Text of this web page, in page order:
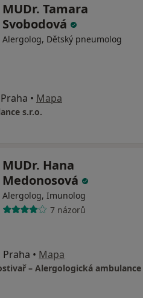
MUDr. Tamara
Svobodová
Alergolog, Dětský pneumolog
• Mapa
s.r.o.
MUDr. Hana
Medonosová
Alergolog, Imunolog
7 názorů
Praha • Mapa
– Alergologická ambulance